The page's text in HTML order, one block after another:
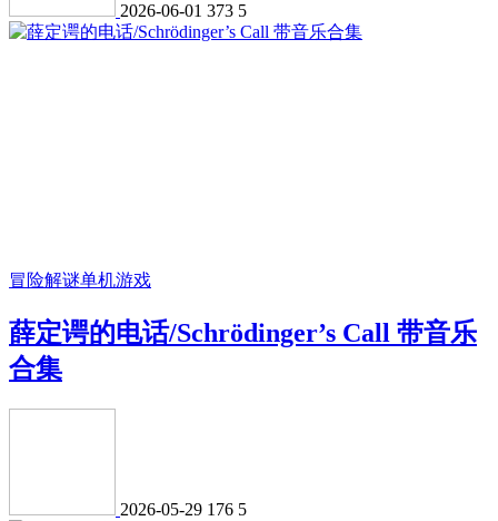
2026-06-01 373 5
冒险解谜单机游戏
薛定谔的电话/Schrödinger’s Call 带音乐
合集
2026-05-29 176 5